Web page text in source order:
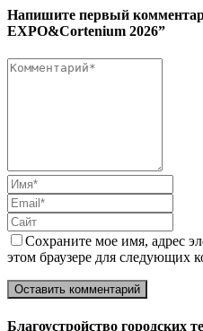
Напишите первый
EXPO&Cortenium 2026”
Comment
Имя
Email
Сайт
Сохраните мое имя, адрес
этом браузере для следующих
Благоустройство городских